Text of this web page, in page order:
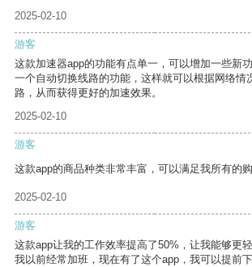
2025-02-10
游客
这款加速器app的功能有点单一，可以增加一些新
一个自动切换线路的功能，这样就可以根据网络情
路，从而获得更好的加速效果。
2025-02-10
游客
这款app的商品种类非常丰富，可以满足我所有的购
2025-02-10
游客
这款app让我的工作效率提高了50%，让我能够更
我以前经常加班，现在有了这个app，我可以提前